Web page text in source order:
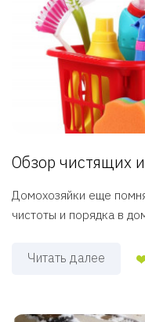
Обзор чистящих
Домохозяйки еще
чистоты и порядка в
Читать далее